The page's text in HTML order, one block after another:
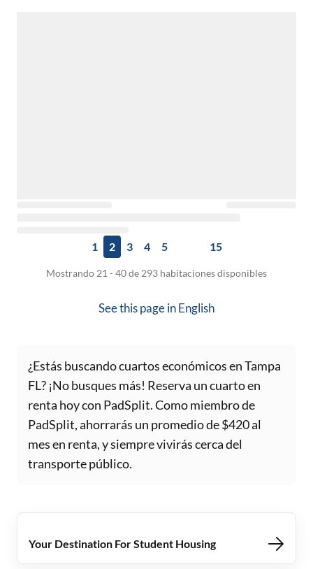
1 2 3 4 5 15
Mostrando 21 - 40 de 293 habitaciones disponibles
See this page inEnglish
¿Estás buscando cuartos económicos en Tampa
FL? ¡No busques más! Reserva un cuarto en
renta hoy con PadSplit. Como miembro de
PadSplit, ahorrarás un promedio de $420 al
mes en renta, y siempre vivirás cerca del
transporte público.
Your Destination For Student Housing